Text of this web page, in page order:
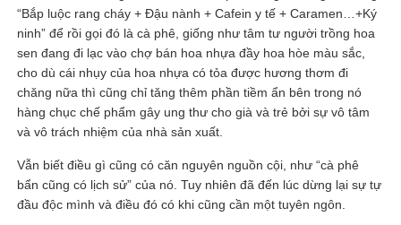
“Bắp luộc rang cháy + Đậu nành + Cafein y tế + Caramen…+Ký
ninh” để rồi gọi đó là cà phê, giống như tâm tư người trồng hoa
sen đang đi lạc vào chợ bán hoa nhựa đầy hoa hòe màu sắc,
cho dù cái nhụy của hoa nhựa có tỏa được hương thơm đi
chăng nữa thì cũng chỉ tăng thêm phần tiềm ẩn bên trong nó
hàng chục chế phẩm gây ung thư cho già và trẻ bởi sự vô tâm
và vô trách nhiệm của nhà sản xuất.
Vẫn biết điều gì cũng có căn nguyên nguồn cội, như “cà phê
bẩn cũng có lịch sử” của nó. Tuy nhiên đã đến lúc dừng lại sự tự
đầu độc mình và điều đó có khi cũng cần một tuyên ngôn.